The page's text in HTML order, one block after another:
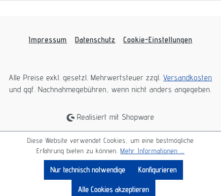
Impressum Datenschutz Cookie-Einstellungen
Alle Preise exkl. gesetzl. Mehrwertsteuer zzgl. Versandkosten
und ggf. Nachnahmegebühren, wenn nicht anders angegeben.
Realisiert mit Shopware
Diese Website verwendet Cookies, um eine bestmögliche
Erfahrung bieten zu können. Mehr Informationen ...
Nur technisch notwendige Konfigurieren
Alle Cookies akzeptieren